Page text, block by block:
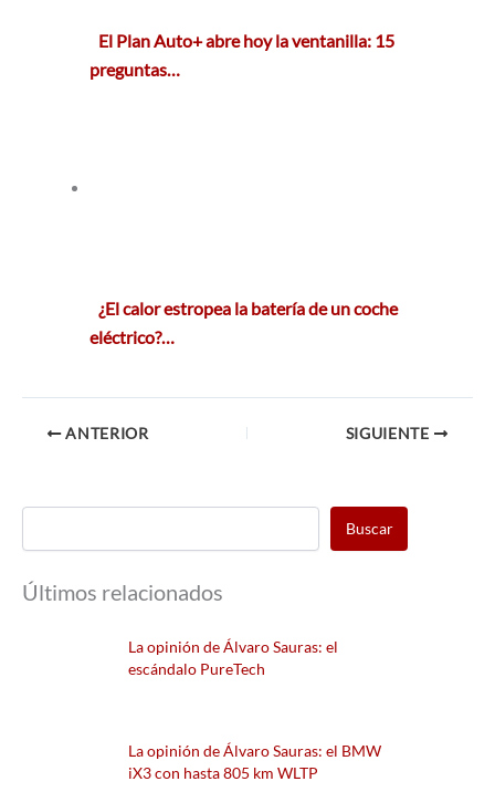
El Plan Auto+ abre hoy la ventanilla: 15
preguntas…
¿El calor estropea la batería de un coche
eléctrico?…
ANTERIOR SIGUIENTE
Buscar
Últimos relacionados
La opinión de Álvaro Sauras: el
escándalo PureTech
La opinión de Álvaro Sauras: el BMW
iX3 con hasta 805 km WLTP